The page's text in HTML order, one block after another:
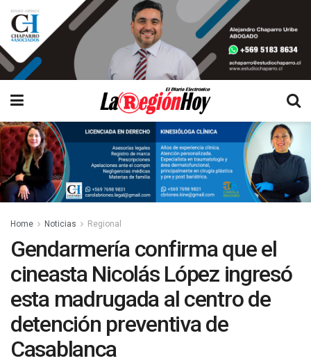
Home Noticias Regional
Gendarmería confirma que el
cineasta Nicolás López ingresó
esta madrugada al centro de
detención preventiva de
Casablanca